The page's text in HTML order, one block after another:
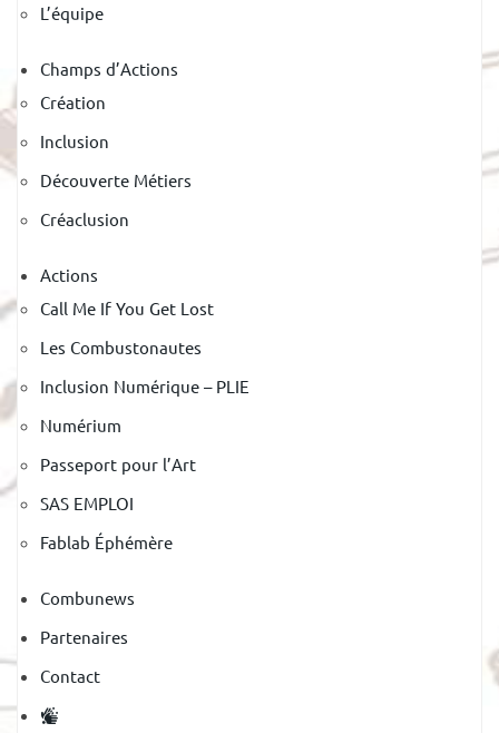
L’équipe
Champs d’Actions
Création
Inclusion
Découverte Métiers
Créaclusion
Actions
Call Me If You Get Lost
Les Combustonautes
Inclusion Numérique – PLIE
Numérium
Passeport pour l’Art
SAS EMPLOI
Fablab Éphémère
Combunews
Partenaires
Contact